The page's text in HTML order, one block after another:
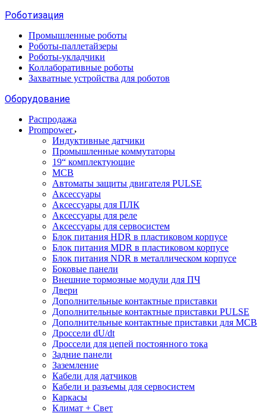
Роботизация
Промышленные роботы
Роботы-паллетайзеры
Роботы-укладчики
Коллаборативные роботы
Захватные устройства для роботов
Оборудование
Распродажа
Prompower
Индуктивные датчики
Промышленные коммутаторы
19“ комплектующие
MCB
Автоматы защиты двигателя PULSE
Аксессуары
Аксессуары для ПЛК
Аксессуары для реле
Аксессуары для сервосистем
Блок питания HDR в пластиковом корпусе
Блок питания MDR в пластиковом корпусе
Блок питания NDR в металлическом корпусе
Боковые панели
Внешние тормозные модули для ПЧ
Двери
Дополнительные контактные приставки
Дополнительные контактные приставки PULSE
Дополнительные контактные приставки для MCB
Дроссели dU/dt
Дроссели для цепей постоянного тока
Задние панели
Заземление
Кабели для датчиков
Кабели и разъемы для сервосистем
Каркасы
Климат + Свет